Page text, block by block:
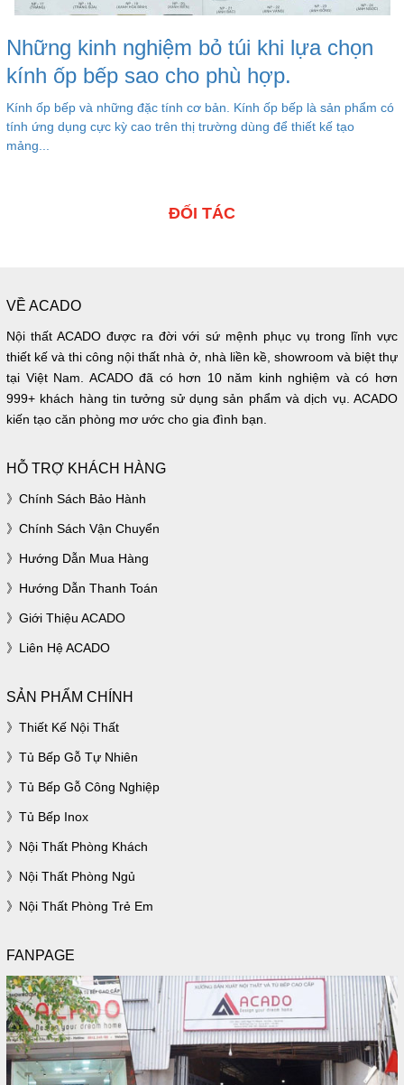
Những kinh nghiệm bỏ túi khi lựa chọn
kính ốp bếp sao cho phù hợp.
Kính ốp bếp và những đặc tính cơ bản. Kính ốp bếp là sản phẩm có
tính ứng dụng cực kỳ cao trên thị trường dùng để thiết kế tạo
mảng...
ĐỐI TÁC
VỀ ACADO
Nội thất ACADO được ra đời với sứ mệnh phục vụ trong lĩnh vực
thiết kế và thi công nội thất nhà ở, nhà liền kề, showroom và biệt thự
tại Việt Nam. ACADO đã có hơn 10 năm kinh nghiệm và có hơn
999+ khách hàng tin tưởng sử dụng sản phẩm và dịch vụ. ACADO
kiến tạo căn phòng mơ ước cho gia đình bạn.
HỖ TRỢ KHÁCH HÀNG
Chính Sách Bảo Hành
Chính Sách Vận Chuyển
Hướng Dẫn Mua Hàng
Hướng Dẫn Thanh Toán
Giới Thiệu ACADO
Liên Hệ ACADO
SẢN PHẨM CHÍNH
Thiết Kế Nội Thất
Tủ Bếp Gỗ Tự Nhiên
Tủ Bếp Gỗ Công Nghiệp
Tủ Bếp Inox
Nội Thất Phòng Khách
Nội Thất Phòng Ngủ
Nội Thất Phòng Trẻ Em
FANPAGE